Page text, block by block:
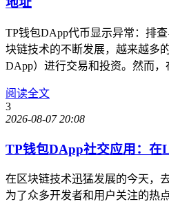
TP钱包DApp代币显示异常：排
块链技术的不断发展，越来越多
DApp）进行交易和投资。然而，
阅读全文
3
2026-08-07 20:08
TP钱包DApp社交应用：在
在区块链技术迅猛发展的今天，
为了众多开发者和用户关注的热